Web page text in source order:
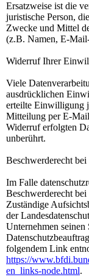
Ersatzweise ist die
juristische Person,
Zwecke und Mittel
(z.B. Namen, E-
Widerruf Ihrer
Viele
ausdrücklichen
erteilte Einwilligung
Mitteilung per E-
Widerruf erfolgten
unberührt.
Beschwerderecht
Im Falle
Beschwerderecht
Zuständige
der
Unternehmen
folgendem Link
https://
en_links-node.html.